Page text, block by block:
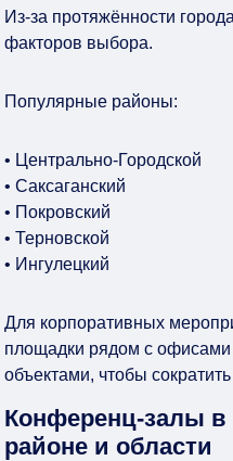
Из-за протяжённости
факторов выбора.
Популярные районы:
• Центрально-Городской
• Саксаганский
• Покровский
• Терновской
• Ингулецкий
Для корпоративных
площадки рядом с
объектами, чтобы
Конференц-залы
районе и области